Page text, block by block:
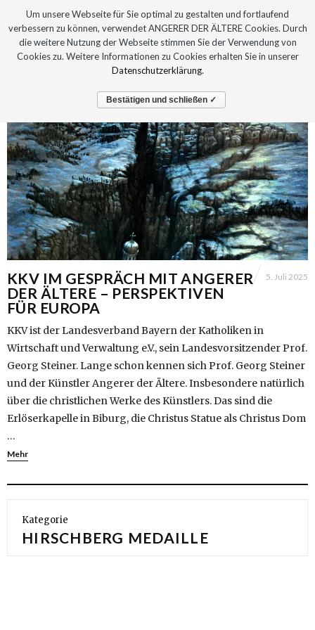
KKV IM GESPRÄCH MIT ANGERER
DER ÄLTERE – PERSPEKTIVEN
FÜR EUROPA
5. Juli 2025
KKV ist der Landesverband Bayern der Katholiken in
Wirtschaft und Verwaltung e.V., sein Landesvorsitzender Prof.
Georg Steiner. Lange schon kennen sich Prof. Georg Steiner
und der Künstler Angerer der Ältere. Insbesondere natürlich
über die christlichen Werke des Künstlers. Das sind die
Erlöserkapelle in Biburg, die Christus Statue als Christus Dom
…
Mehr
Kategorie
HIRSCHBERG MEDAILLE
Um unsere Webseite für Sie optimal zu gestalten und fortlaufend
verbessern zu können, verwendet ANGERER DER ÄLTERE Cookies. Durch
die weitere Nutzung der Webseite stimmen Sie der Verwendung von
Cookies zu. Weitere Informationen zu Cookies erhalten Sie in unserer
Datenschutzerklärung.
Bestätigen und schließen ✓